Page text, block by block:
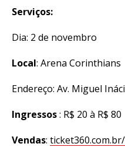
Serviços:
Dia: 2 de novembro
Local: Arena Corinthians
Endereço: Av. Miguel
Ingressos: R$ 20 à R$ 80
Vendas: